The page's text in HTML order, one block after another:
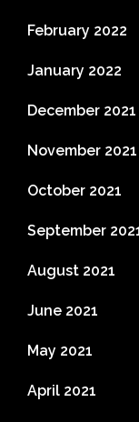
February 2022
January 2022
December 2021
November 2021
October 2021
September
August 2021
June 2021
May 2021
April 2021